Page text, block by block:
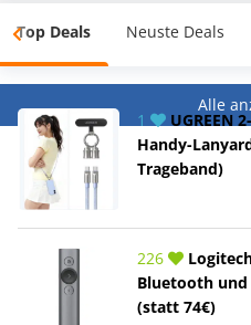
Top Deals Neuste Deals
Alle
1
UGREEN
Handy-
Trageband)
226
Bluetooth und
(statt 74€)